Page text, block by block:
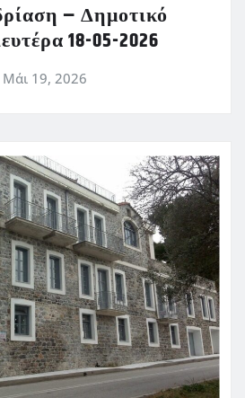
– Δημοτικό
18-05-2026
Μάι 19, 2026